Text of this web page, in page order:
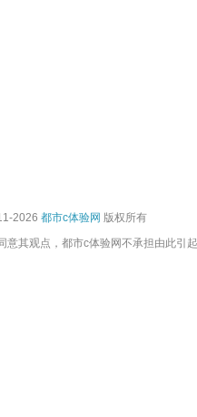
2026 都市c体验网 版权所有
其观点，都市c体验网不承担由此引起